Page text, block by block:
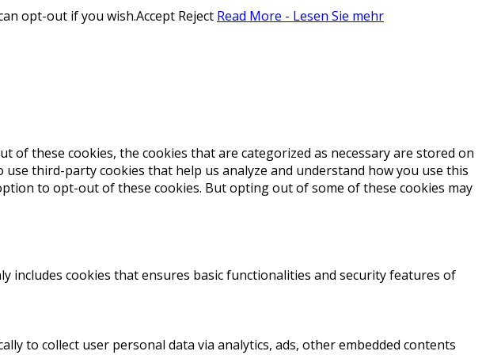
opt-out if you wish.Accept Reject Read More - Lesen Sie mehr
these cookies, the cookies that are categorized as necessary are stored on
third-party cookies that help us analyze and understand how you use this
to opt-out of these cookies. But opting out of some of these cookies may
includes cookies that ensures basic functionalities and security features of
to collect user personal data via analytics, ads, other embedded contents